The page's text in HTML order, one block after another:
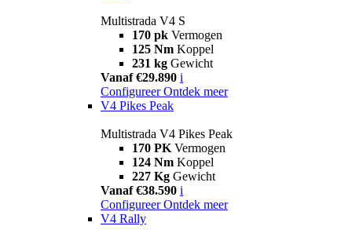
Multistrada V4 S
170 pk Vermogen
125 Nm Koppel
231 kg Gewicht
Vanaf €29.890 i
Configureer Ontdek meer
V4 Pikes Peak
Multistrada V4 Pikes Peak
170 PK Vermogen
124 Nm Koppel
227 Kg Gewicht
Vanaf €38.590 i
Configureer Ontdek meer
V4 Rally